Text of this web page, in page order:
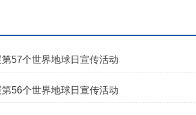
57个世界地球日宣传活动
56个世界地球日宣传活动